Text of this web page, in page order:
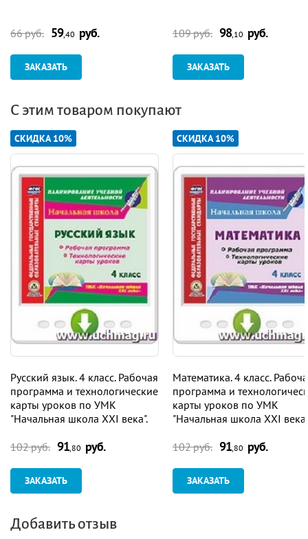
66 руб. 59,40 руб.
ЗАКАЗАТЬ
109 руб. 98,10 руб.
ЗАКАЗАТЬ
С этим товаром покупают
СКИДКА 10%
Русский язык. 4 класс. Рабочая
программа и технологические
карты уроков по УМК
"Начальная школа XXI века".
через Интернет
102 руб. 91 ,80 руб.
ЗАКАЗАТЬ
СКИДКА 10%
Математика. 4 класс.
программа и
карты уроков по УМК
"Начальная школа XXI
через Интернет
102 руб. 91 ,80 руб.
ЗАКАЗАТЬ
Добавить отзыв